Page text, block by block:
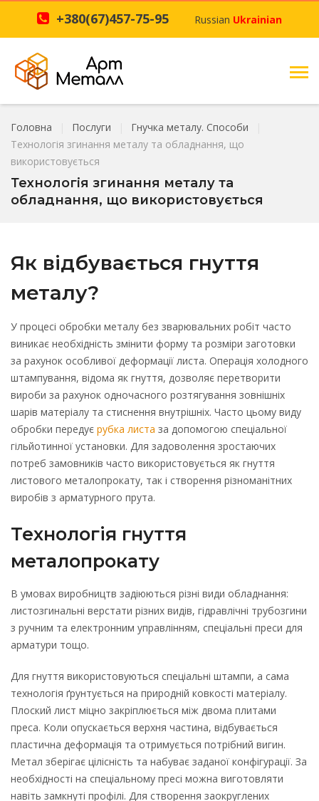
+380(67)457-75-95 Russian Ukrainian
Головна Послуги
Гнучка металу. Способи
Технологія згинання металу та обладнання, що
використовується
Технологія згинання металу та
обладнання, що використовується
Як відбувається гнуття
металу?
У процесі обробки металу без зварювальних робіт часто
виникає необхідність змінити форму та розміри заготовки
за рахунок особливої деформації листа. Операція холодного
штампування, відома як гнуття, дозволяє перетворити
вироби за рахунок одночасного розтягування зовнішніх
шарів матеріалу та стиснення внутрішніх. Часто цьому виду
обробки передує рубка листа за допомогою спеціальної
гільйотинної установки. Для задоволення зростаючих
потреб замовників часто використовується як гнуття
листового металопрокату, так і створення різноманітних
виробів з арматурного прута.
Технологія гнуття
металопрокату
В умовах виробництв задіюються різні види обладнання:
листозгинальні верстати різних видів, гідравлічні трубозгини
з ручним та електронним управлінням, спеціальні преси для
арматури тощо.
Для гнуття використовуються спеціальні штампи, а сама
технологія ґрунтується на природній ковкості матеріалу.
Плоский лист міцно закріплюється між двома плитами
преса. Коли опускається верхня частина, відбувається
пластична деформація та отримується потрібний вигин.
Метал зберігає цілісність та набуває заданої конфігурації. За
необхідності на спеціальному пресі можна виготовляти
навіть замкнуті профілі. Для створення заокруглених